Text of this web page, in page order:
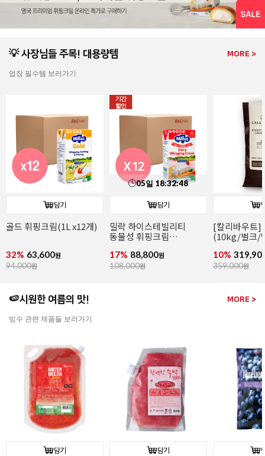
💡 사장님들 주목! 대용량템 MORE >
업장 필수템 보러가기
담기
[칼리바우트]2815다크
(10kg/벌크/벨기에)
10% 319,900
359,000원
담기
[칼리바우트]
화이트초콜릿 W2(10kg/
15% 319,200
379,000원
이태리산 파
(2~4mm/
파슬리후레
11%
299,000원
🍉시원한 여름의 맛! MORE >
빙수 관련 제품들 보러가기
담기 담기